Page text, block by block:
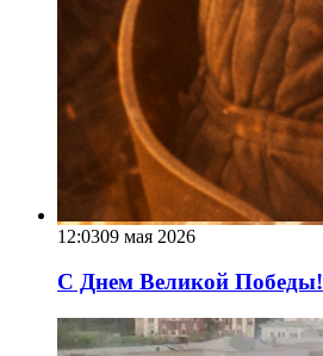
12:0309 мая 2026
С Днем Великой Победы!